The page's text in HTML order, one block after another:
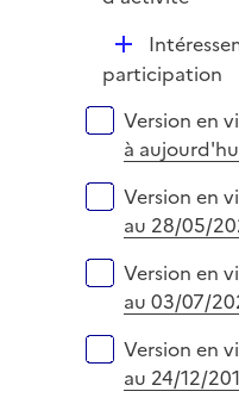
i
e
r
D
é
l
i
e
participation
Versions sur la
Version en
à
Version en
au 28/05/
Version en
au 03/07/
Version en
au 24/12/